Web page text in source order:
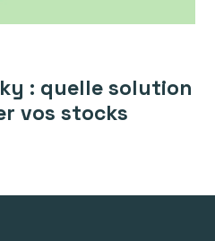
: quelle solution
vos stocks